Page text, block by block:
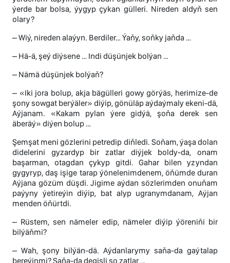
ýerde bar bolsa, ýygyp çykan gülleri. Nireden aldyň sen
olary?
– Wiý, nireden alaýyn. Berdiler… Ýaňy, soňky jaňda …
– Hä-ä, şeý diýsene … Indi düşünjek bolýan …
– Nämä düşünjek bolýaň?
– «Iki jora bolup, akja bägülleri gowy görýäs, herimize-de
şony sowgat berýäler» diýip, gönüläp aýdaýmaly ekeni-dä,
Aýjanam. «Kakam pylan ýere gidýä, şoňa derek sen
äberäý» diýen bolup …
Şemşat meni gözlerini petredip diňledi. Soňam, ýaşa dolan
didelerini gyzardyp bir zatlar diýjek boldy-da, onam
başarman, otagdan çykyp gitdi. Gahar bilen yzyndan
gygyryp, daş işige tarap ýönelenimdenem, öňümde duran
Aýjana gözüm düşdi. Jigime aýdan sözlerimden onuňam
paýyny ýetireýin diýip, bat alyp ugranymdanam, Aýjan
menden öňürtdi.
– Rüstem, sen nämeler edip, nämeler diýip ýöreniňi bir
bilýäňmi?
– Wah, şony bilýän-dä. Aýdanlarymy saňa-da gaýtalap
bereýinmi? Saňa-da degişli şo zatlar …